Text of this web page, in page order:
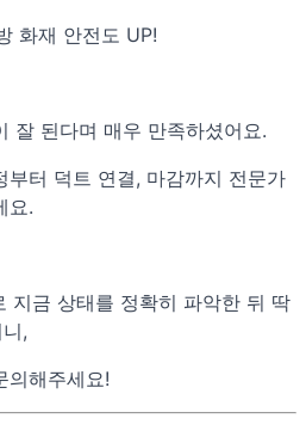
화재 안전도 UP!
잘 된다며 매우 만족하셨어요.
부터 덕트 연결, 마감까지 전문가
요.
지금 상태를 정확히 파악한 뒤 딱
,
의해주세요!